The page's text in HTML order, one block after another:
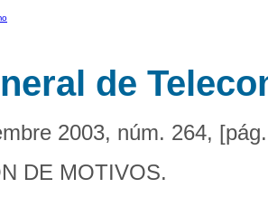
de
2003, núm. 264,
DE MOTIVOS.